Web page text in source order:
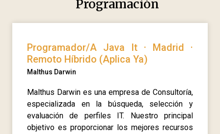
Programación
Programador/A Java It · Madrid ·
Remoto Híbrido (Aplica Ya)
Malthus Darwin
Malthus Darwin es una empresa de Consultoría,
especializada en la búsqueda, selección y
evaluación de perfiles IT. Nuestro principal
objetivo es proporcionar los mejores recursos